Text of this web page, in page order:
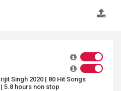
Singh 2020 | 80 Hit Songs
5.8 hours non stop